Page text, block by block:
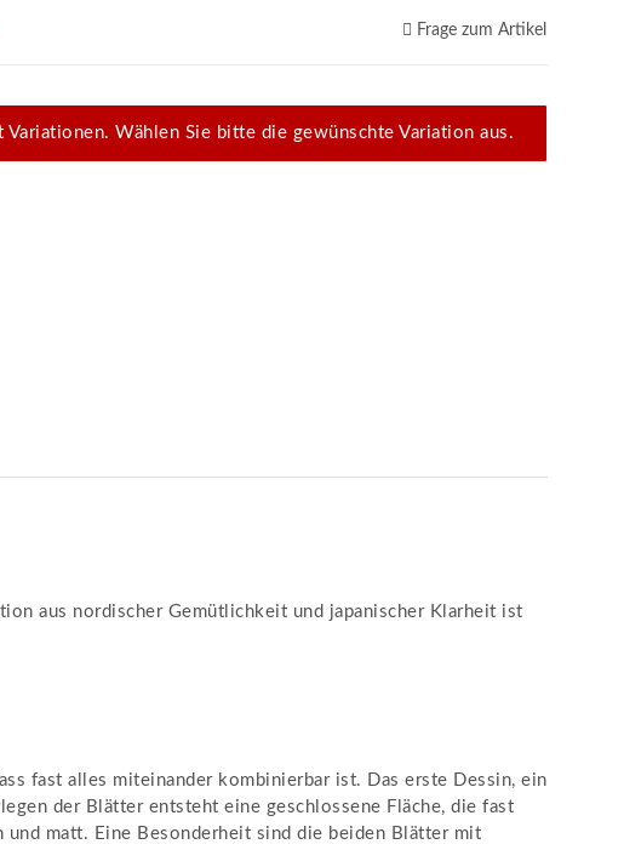
Frage zum Artikel
Variationen. Wählen Sie bitte die gewünschte Variation aus.
aus nordischer Gemütlichkeit und japanischer Klarheit ist
fast alles miteinander kombinierbar ist. Das erste Dessin, ein
der Blätter entsteht eine geschlossene Fläche, die fast
matt. Eine Besonderheit sind die beiden Blätter mit